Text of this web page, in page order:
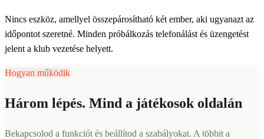
Nincs eszköz, amellyel összepárosítható két ember, aki ugyanazt az
időpontot szeretné. Minden próbálkozás telefonálást és üzengetést
jelent a klub vezetése helyett.
Hogyan működik
Három lépés. Mind a játékosok oldalán
Bekapcsolod a funkciót és beállítod a szabályokat. A többit a